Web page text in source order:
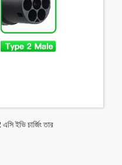
ইভি চার্জিং তার